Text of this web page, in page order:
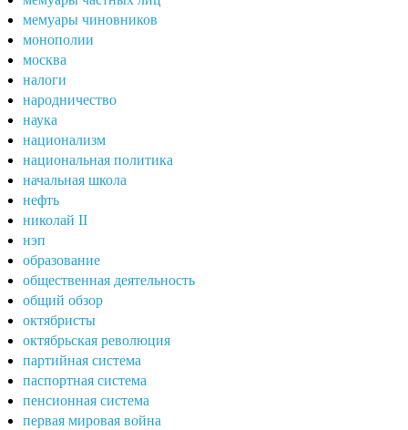
мемуары чиновников
монополии
москва
налоги
народничество
наука
национализм
национальная политика
начальная школа
нефть
николай II
нэп
образование
общественная деятельность
общий обзор
октябристы
октябрьская революция
партийная система
паспортная система
пенсионная система
первая мировая война